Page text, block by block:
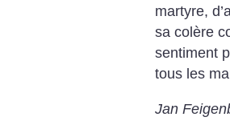
martyre,
sa colère
sentiment
tous les
Jan